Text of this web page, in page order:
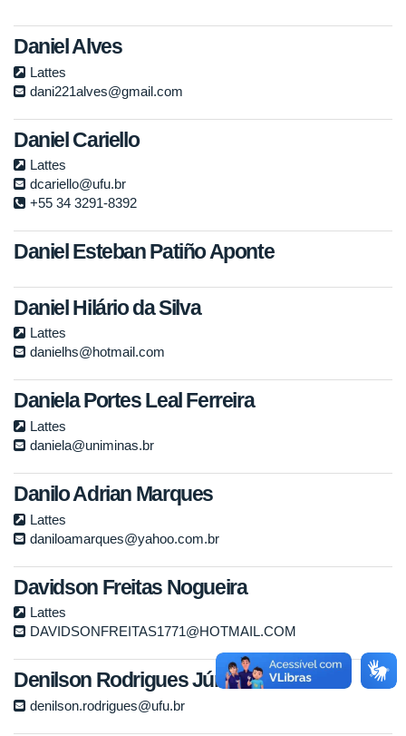
Daniel Alves
Lattes
dani221alves@gmail.com
Daniel Cariello
Lattes
dcariello@ufu.br
+55 34 3291-8392
Daniel Esteban Patiño Aponte
Daniel Hilário da Silva
Lattes
danielhs@hotmail.com
Daniela Portes Leal Ferreira
Lattes
daniela@uniminas.br
Danilo Adrian Marques
Lattes
daniloamarques@yahoo.com.br
Davidson Freitas Nogueira
Lattes
DAVIDSONFREITAS1771@HOTMAIL.COM
Denilson Rodrigues Júnior
denilson.rodrigues@ufu.br